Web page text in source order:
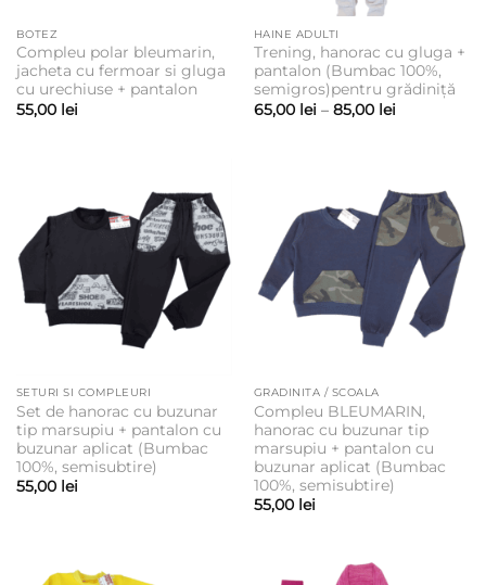
BOTEZ
Compleu polar bleumarin,
jacheta cu fermoar si gluga
cu urechiuse + pantalon
55,00 lei
HAINE ADULTI
Trening, hanorac cu gluga +
pantalon (Bumbac 100%,
semigros)pentru grădiniță
65,00 lei – 85,00 leiInterval
85,00 lei
SETURI SI COMPLEURI
Set de hanorac cu buzunar
tip marsupiu + pantalon cu
buzunar aplicat (Bumbac
100%, semisubtire)
55,00 lei
GRADINITA / SCOALA
Compleu BLEUMARIN,
hanorac cu buzunar tip
marsupiu + pantalon cu
buzunar aplicat (Bumbac
100%, semisubtire)
55,00 lei